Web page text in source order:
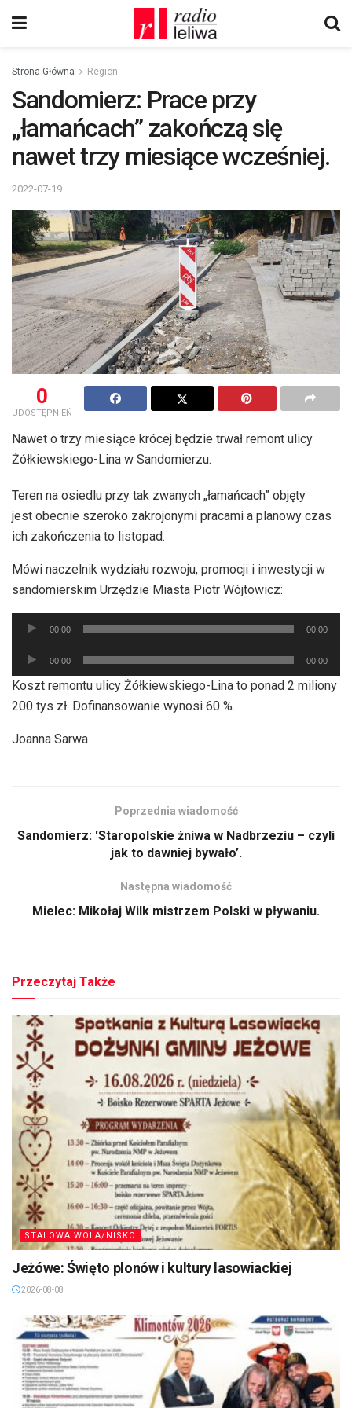
Strona Główna Region
Sandomierz: Prace przy
„łamańcach” zakończą się
nawet trzy miesiące wcześniej.
2022-07-19
0
UDOSTĘPNIEŃ
Nawet o trzy miesiące krócej będzie trwał remont ulicy
Żółkiewskiego-Lina w Sandomierzu.
Teren na osiedlu przy tak zwanych „łamańcach” objęty
jest obecnie szeroko zakrojonymi pracami a planowy czas
ich zakończenia to listopad.
Mówi naczelnik wydziału rozwoju, promocji i inwestycji w
sandomierskim Urzędzie Miasta Piotr Wójtowicz:
Odtwarzacz
dźwiękowych
00:00 00:00
Odtwarzacz
plików
dźwiękowych
00:00 00:00
Koszt remontu ulicy Żółkiewskiego-Lina to ponad 2 miliony
200 tys zł. Dofinansowanie wynosi 60 %.
Joanna Sarwa
Poprzednia wiadomość
Sandomierz: 'Staropolskie żniwa w Nadbrzeziu – czyli
jak to dawniej bywało’.
Następna wiadomość
Mielec: Mikołaj Wilk mistrzem Polski w pływaniu.
Przeczytaj Także
STALOWA WOLA/NISKO
Jeżówe: Święto plonów i kultury lasowiackiej
2026-08-08